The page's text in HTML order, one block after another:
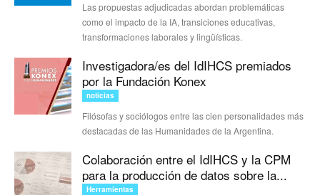
Las propuestas adjudicadas abordan problemáticas
como el impacto de la IA, transiciones educativas,
transformaciones laborales y lingüísticas.
Investigadora/es del IdIHCS premiados
por la Fundación Konex
noticias
Filósofas y sociólogos entre las cien personalidades más
destacadas de las Humanidades de la Argentina.
Colaboración entre el IdIHCS y la CPM
para la producción de datos sobre la...
Herramientas